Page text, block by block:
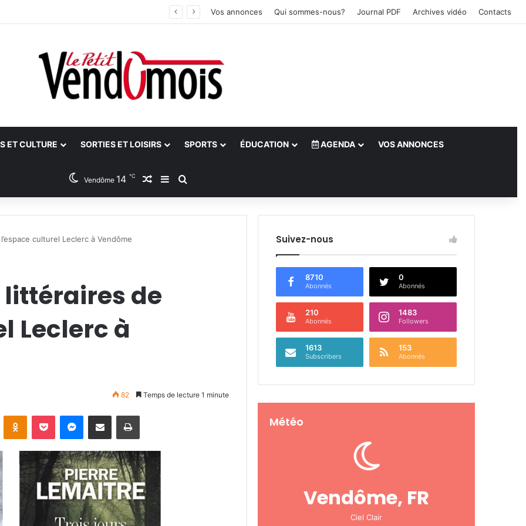
Vos annonces Qui sommes-nous? Journal PDF Archives vidéo Contacts
ET CULTURE SORTIES ET LOISIRS SPORTS ÉDUCATION AGENDA VOS ANNONCES
Vendôme 14 ℃ Article Aléatoire
Sidebar (barre latérale)
Rechercher
culturel Leclerc à Vendôme
littéraires de
Leclerc à
82 Temps de lecture 1 minute
Suivez-nous
8710
Abonnés
0
Abonnés
210
Abonnés
1483
Followers
1613
Subscribers
153
Abonnés
Météo
Vendôme, FR
Ciel Clair